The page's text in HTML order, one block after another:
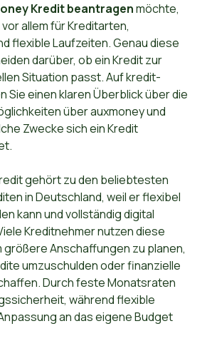
Kredit beantragenmöchte,
allem für Kreditarten,
flexible Laufzeiten. Genau diese
darüber, ob ein Kredit zur
Situation passt. Auf kredit-
Sie einen klaren Überblick über die
über auxmoney und
Zwecke sich ein Kredit
gehört zu den beliebtesten
in Deutschland, weil er flexibel
kann und vollständig digital
Kreditnehmer nutzen diese
größere Anschaffungen zu planen,
umzuschulden oder finanzielle
Durch feste Monatsraten
während flexible
an das eigene Budget